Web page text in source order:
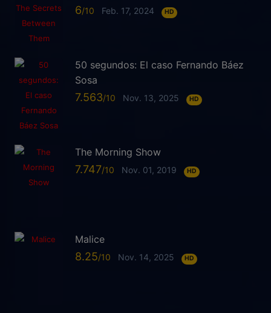
6 Feb. 17, 2024 HD
50 segundos: El caso Fernando Báez
Sosa
7.563 Nov. 13, 2025 HD
The Morning Show
7.747 Nov. 01, 2019 HD
Malice
8.25 Nov. 14, 2025 HD